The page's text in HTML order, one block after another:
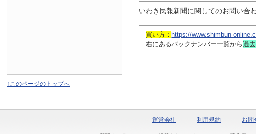
いわき民報新聞に関してのお問い合
買い方： https://www.shimbun-
右にあるバックナンバー一覧から過
↑このページのトップへ
運営会社 利用規約 お問